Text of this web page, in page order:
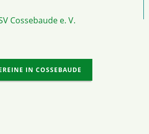
Cossebaude e. V.
IN COSSEBAUDE